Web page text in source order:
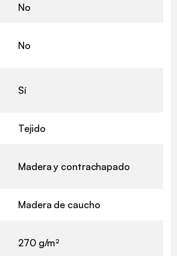
No
No
Sí
Tejido
Madera y contrachapado
Madera de caucho
270 g/m²